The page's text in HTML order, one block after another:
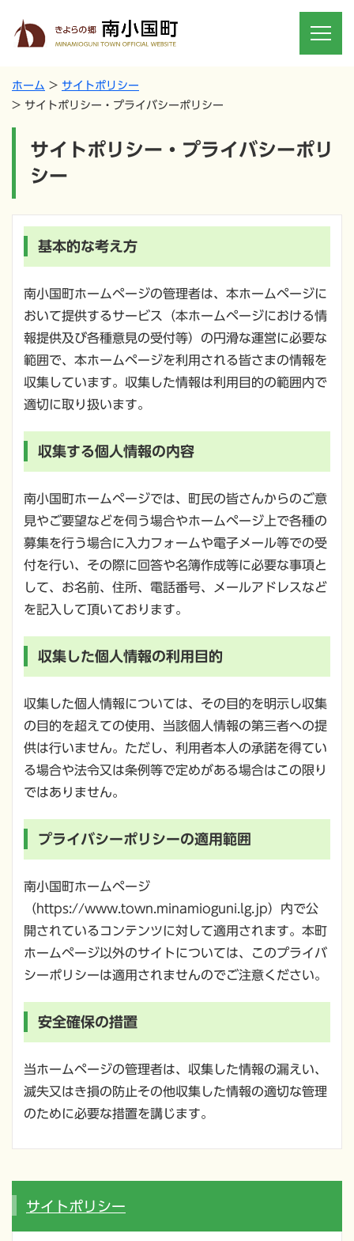
ホーム
サイトポリシー
サイトポリシー・プライバシーポリシー
サイトポリシー・プライバシーポリ
シー
基本的な考え方
南小国町ホームページの管理者は、本ホームページに
おいて提供するサービス（本ホームページにおける情
報提供及び各種意見の受付等）の円滑な運営に必要な
範囲で、本ホームページを利用される皆さまの情報を
収集しています。収集した情報は利用目的の範囲内で
適切に取り扱います。
収集する個人情報の内容
南小国町ホームページでは、町民の皆さんからのご意
見やご要望などを伺う場合やホームページ上で各種の
募集を行う場合に入力フォームや電子メール等での受
付を行い、その際に回答や名簿作成等に必要な事項と
して、お名前、住所、電話番号、メールアドレスなど
を記入して頂いております。
収集した個人情報の利用目的
収集した個人情報については、その目的を明示し収集
の目的を超えての使用、当該個人情報の第三者への提
供は行いません。ただし、利用者本人の承諾を得てい
る場合や法令又は条例等で定めがある場合はこの限り
ではありません。
プライバシーポリシーの適用範囲
南小国町ホームページ
（https://www.town.minamioguni.lg.jp）内で公
開されているコンテンツに対して適用されます。本町
ホームページ以外のサイトについては、このプライバ
シーポリシーは適用されませんのでご注意ください。
安全確保の措置
当ホームページの管理者は、収集した情報の漏えい、
滅失又はき損の防止その他収集した情報の適切な管理
のために必要な措置を講じます。
サイトポリシー